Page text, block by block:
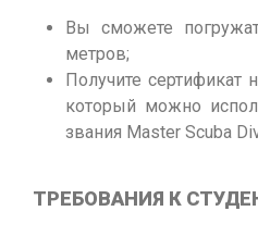
Вы сможете
метров;
Получите сертификат
который можно
звания Master Scuba
ТРЕБОВАНИЯ К